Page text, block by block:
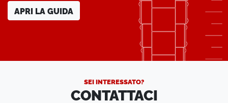
APRI LA GUIDA
SEI INTERESSATO?
CONTATTACI